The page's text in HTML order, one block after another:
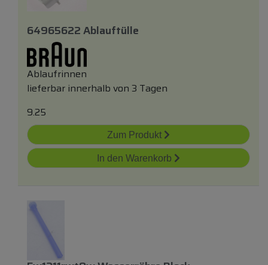
64965622 Ablauftülle
Ablaufrinnen
lieferbar innerhalb von 3 Tagen
9.25
Zum Produkt
In den Warenkorb